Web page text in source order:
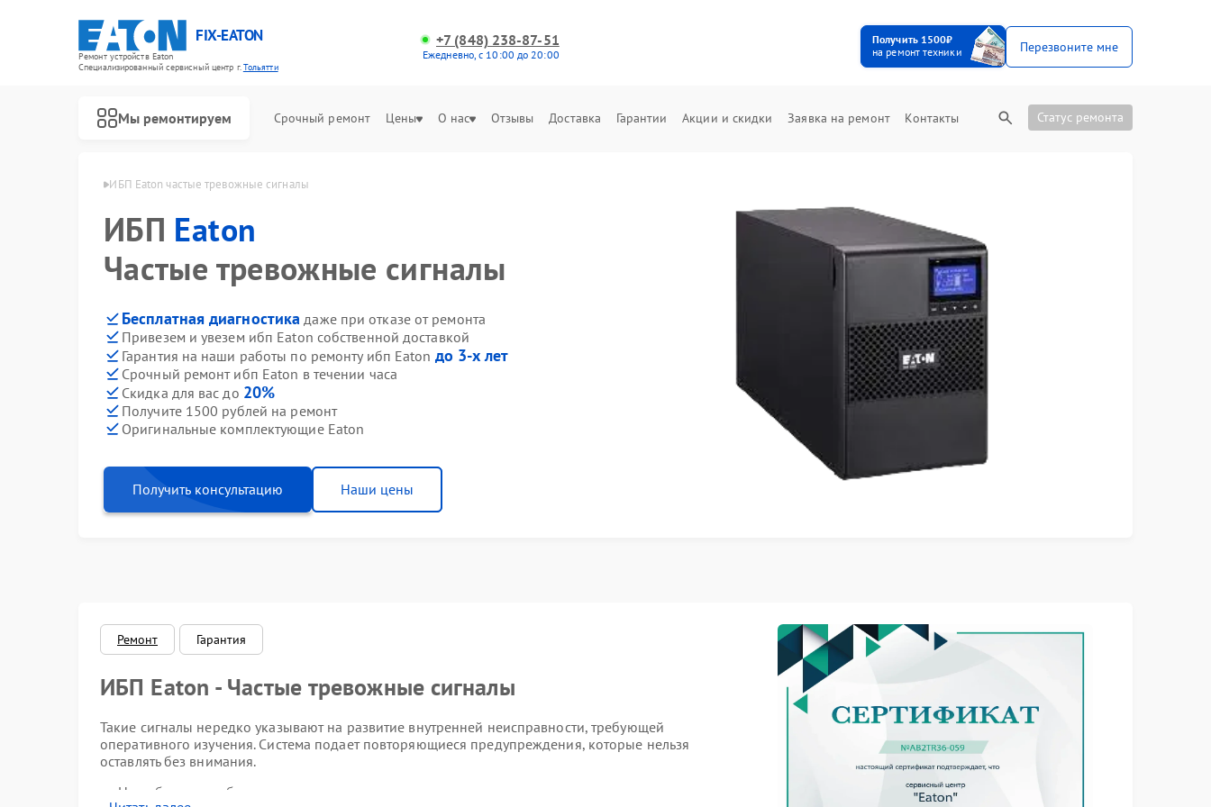
FIX-EATON
Ремонт устройств Eaton
Специализированный cервисный центр г.Тольятти
+7 (848) 238-87-51
Ежедневно, с 10:00 до 20:00
Получить 1500₽
на ремонт техники
Перезвоните мне
Мы ремонтируем Срочный ремонт Цены О нас Отзывы Доставка Гарантии Акции и скидки Заявка на ремонт Контакты Статус ремонта
Eaton в Тольятти ИБП Eaton частые тревожные сигналы
ИБП Eaton
Частые тревожные сигналы
Бесплатная диагностика даже при отказе от ремонта
Привезем и увезем ибп Eaton собственной доставкой
Гарантия на наши работы по ремонту ибп Eaton до 3-х лет
Срочный ремонт ибп Eaton в течении часа
Скидка для вас до 20%
Получите 1500 рублей на ремонт
Оригинальные комплектующие Eaton
Получить консультацию Наши цены
Ремонт Гарантия
ИБП Eaton - Частые тревожные сигналы
Такие сигналы нередко указывают на развитие внутренней неисправности, требующей
оперативного изучения. Система подает повторяющиеся предупреждения, которые нельзя
оставлять без внимания.
Нестабильная работа модуля контроля — вероятная причина регулярных сигналов.